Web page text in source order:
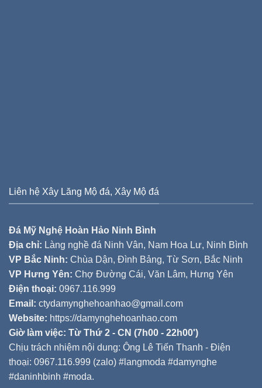
Liên hệ Xây Lăng Mộ đá, Xây Mộ đá
Đá Mỹ Nghệ Hoàn Hảo Ninh Bình
Địa chỉ: Làng nghề đá Ninh Vân, Nam Hoa Lư, Ninh Bình
VP Bắc Ninh: Chùa Dận, Đình Bảng, Từ Sơn, Bắc Ninh
VP Hưng Yên: Chợ Đường Cái, Văn Lâm, Hưng Yên
Điện thoại: 0967.116.999
Email: ctydamynghehoanhao@gmail.com
Website: https://damynghehoanhao.com
Giờ làm việc: Từ Thứ 2 - CN (7h00 - 22h00')
Chịu trách nhiệm nội dung: Ông Lê Tiến Thanh - Điện
thoại: 0967.116.999 (zalo) #langmoda #damynghe
#daninhbinh #moda.